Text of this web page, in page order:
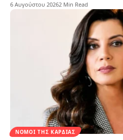
6 Αυγούστου 20262 Min Read
ΝΌΜΟΙ ΤΗΣ ΚΑΡΔΙΆΣ